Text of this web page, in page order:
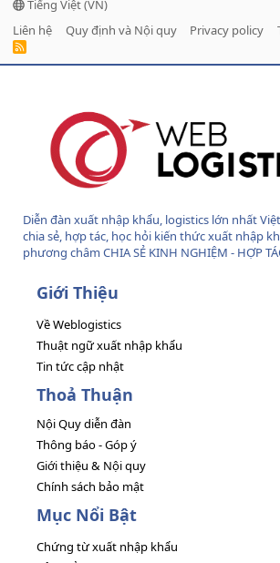
Tiếng Việt (VN)
Liên hệ
Quy định và Nội quy Privacy policy
R
Diễn đàn xuất nhập khẩu, logistics lớn nhất
chia sẻ, hợp tác, học hỏi kiến thức xuất nhập
phương châm CHIA SẺ KINH NGHIỆM - HỢP
Giới Thiệu
Về Weblogistics
Thuật ngữ xuất nhập khẩu
Tin tức cập nhật
Thoả Thuận
Nội Quy diễn đàn
Thông báo - Góp ý
Giới thiệu & Nội quy
Chính sách bảo mật
Mục Nổi Bật
Chứng từ xuất nhập khẩu